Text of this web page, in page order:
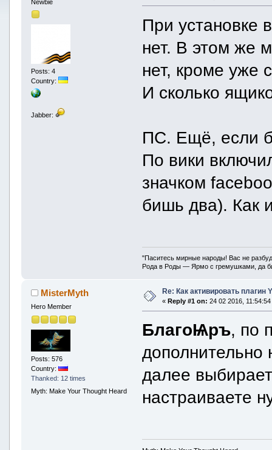
Newbie
Posts: 4
Country:
Jabber:
При установке
нет. В этом же
нет, кроме уже
И сколько
ПС. Ещё, если
По вики
значком
бишь два). Как
"Паситесь мирные народы! Вас не
Рода в Роды — Ярмо с гремушками, да
MisterMyth
Hero Member
Posts: 576
Country:
Thanked: 12 times
Myth: Make Your Thought Heard
Re: Как активировать плагин
« Reply #1 on: 24 02 2016, 11:54:54
БлагоѨръ, по
дополнительно
далее
настраиваете